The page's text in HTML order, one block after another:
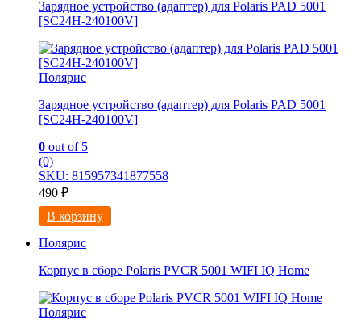
Зарядное устройство (адаптер) для Polaris PAD 5001
[SC24H-240100V]
Полярис
Зарядное устройство (адаптер) для Polaris PAD 5001
[SC24H-240100V]
0 out of 5
(0)
SKU: 815957341877558
490 ₽
В корзину
Полярис
Корпус в сборе Polaris PVCR 5001 WIFI IQ Home
Полярис